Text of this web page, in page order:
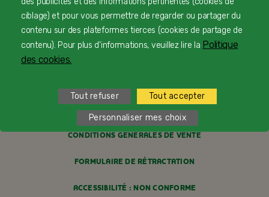
PROFESSIONNELS DE SANTÉ
FAQ
POLITIQUE DE CONFIDENTIALITÉ
CONDITIONS GÉNÉRALES DE VENTE
FORMULAIRE DE RÉTRACTATION
ACCESSIBILITÉ : NON CONFORME
ciblage) et pour vous permettre de regarder ou partager du
contenu sur des plateformes tierces (cookies de partage de
contenu). Pour plus d'informations, veuillez lire la Politique
des cookies.
Tout refuser Tout accepter
Personnaliser mes choix